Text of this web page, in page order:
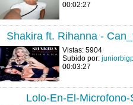
00:02:27
Shakira ft. Rihanna -
Vistas: 5904
Subido por:
00:03:27
Lolo-En-El-